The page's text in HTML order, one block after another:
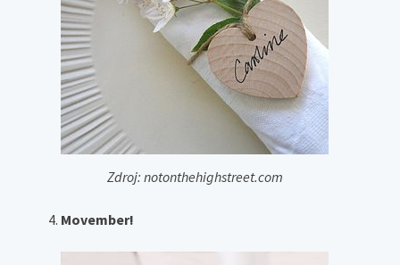
Zdroj: notonthehighstreet.com
Movember!